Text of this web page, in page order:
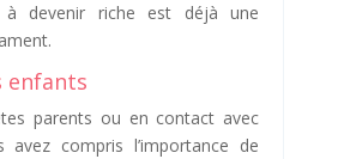
à devenir riche est déjà une
enfants
parents ou en contact avec
avez compris l’importance de